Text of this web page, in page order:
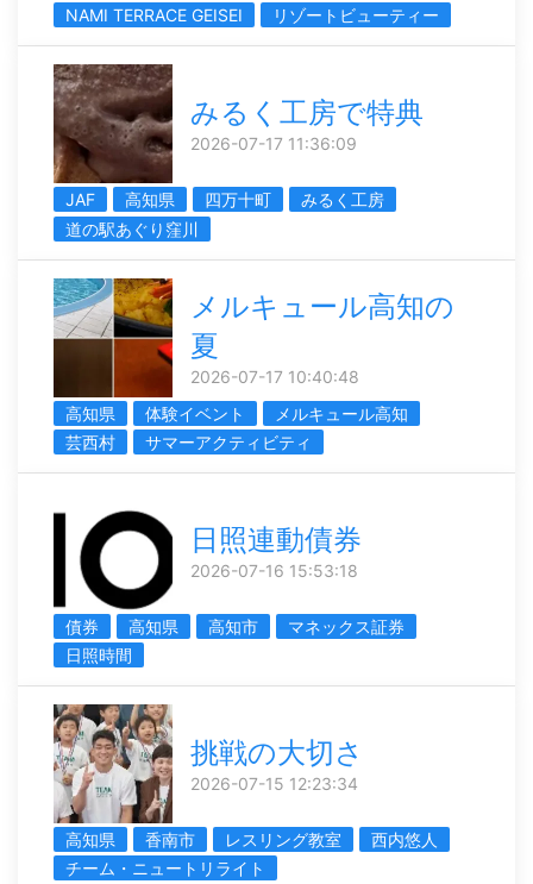
NAMI TERRACE GEISEI
リゾートビューティー
みるく工房で特典
2026-07-17 11:36:09
JAF 高知県 四万十町
みるく工房
道の駅あぐり窪川
メルキュール高知の
夏
2026-07-17 10:40:48
高知県
体験イベント
メルキュール高知
芸西村
サマーアクティビティ
日照連動債券
2026-07-16 15:53:18
債券 高知県 高知市
マネックス証券
日照時間
挑戦の大切さ
2026-07-15 12:23:34
高知県 香南市 レスリング教室
西内悠人
チーム・ニュートリライト